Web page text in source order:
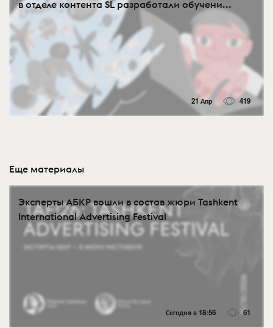
в отделе контента SL разработали обучени...
21 Апр 419
Еще материалы
Эксперты АБКР вошли в состав жюри Tashkent
International Advertising Festival
Сегодня в 18:56 61